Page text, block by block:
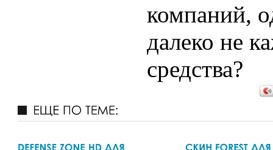
компаний,
далеко не
средства?